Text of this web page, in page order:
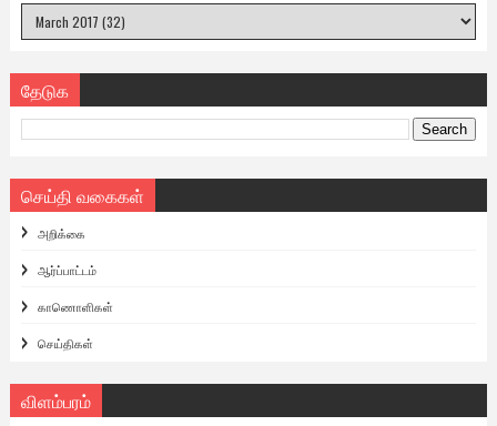
தேடுக
செய்தி வகைகள்
அறிக்கை
ஆர்ப்பாட்டம்
காணொளிகள்
செய்திகள்
விளம்பரம்